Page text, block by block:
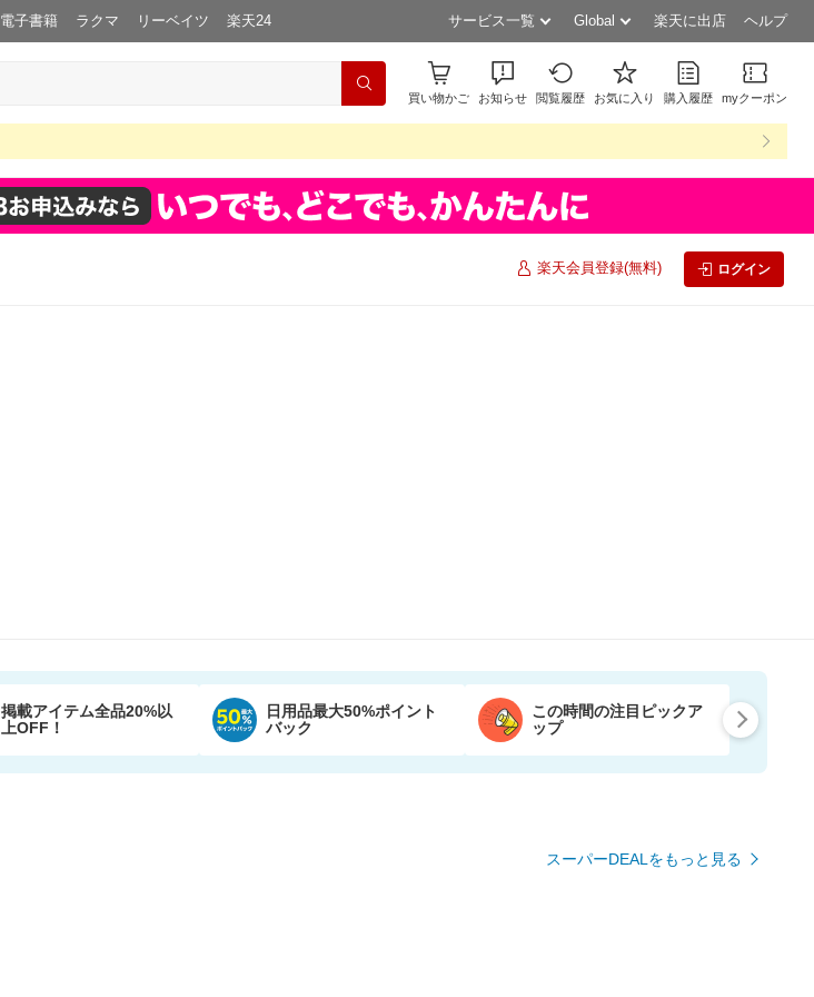
電子書籍 ラクマ リーベイツ 楽天24 サービス一覧 Global 楽天に出店 ヘルプ
買い物かご お知らせ 閲覧履歴 お気に入り 購入履歴 myクーポン
楽天会員登録(無料) ログイン
掲載アイテム全品20%以
上OFF！
日用品最大50%ポイント
バック
この時間の注目ピックア
ップ
スーパーDEALをもっと見る